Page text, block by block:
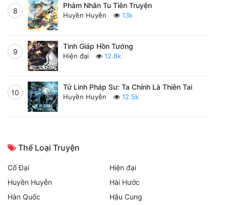
8
Phàm Nhân Tu Tiên Truyện
Huyền Huyễn 13k
9
Tinh Giáp Hồn Tướng
Hiện đại 12.8k
10
Tử Linh Pháp Sư: Ta Chính Là Thiên Tai
Huyền Huyễn 12.5k
Thể Loại Truyện
Cổ Đại
Hiện đại
Huyền Huyễn
Hài Hước
Hàn Quốc
Hậu Cung